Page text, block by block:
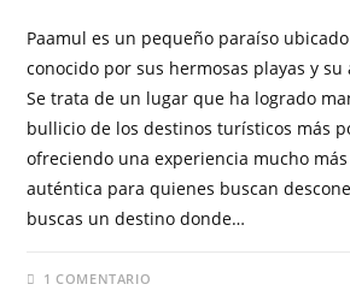
Paamul es un pequeño paraíso
conocido por sus hermosas playas y
Se trata de un lugar que ha logrado
bullicio de los destinos turísticos más
ofreciendo una experiencia mucho
auténtica para quienes buscan
buscas un destino donde…
1 COMENTARIO